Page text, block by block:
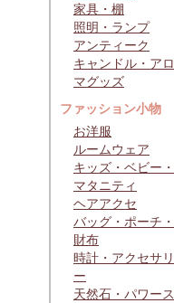
家具・棚
照明・ランプ
アンティーク
キャンドル・アロ
マグッズ
ファッション小物
お洋服
ルームウェア
キッズ・ベビー・
マタニティ
ヘアアクセ
バッグ・ポーチ・
財布
時計・アクセサリ
ー
天然石・パワース